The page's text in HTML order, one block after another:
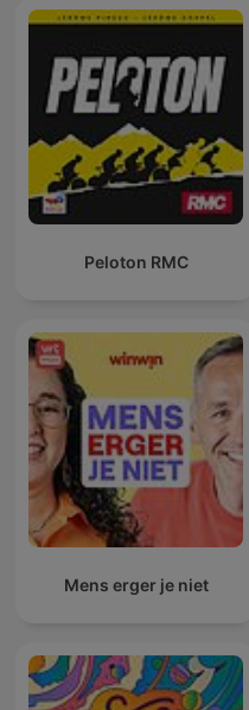
Peloton RMC
Mens erger je niet